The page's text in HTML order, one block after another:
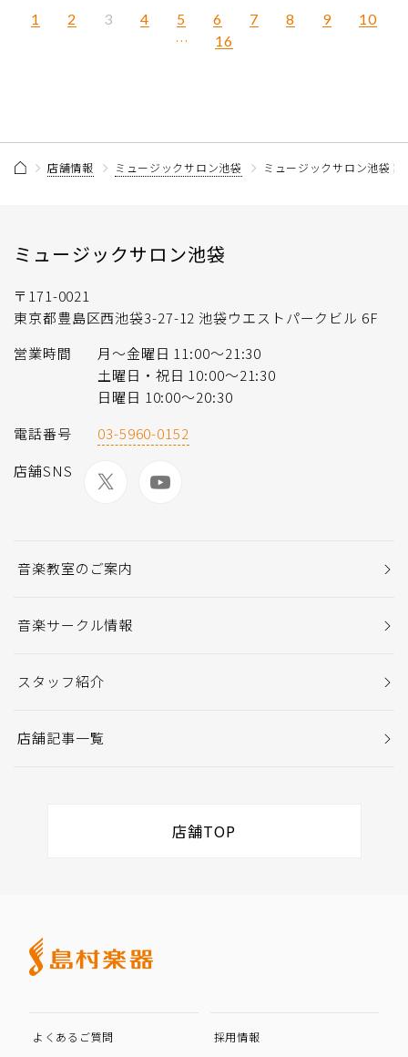
1 2 3 4 5 6 7 8 9 10
… 16
店舗情報 ミュージックサロン池袋 ミュージックサロン池袋
ミュージックサロン池袋
〒171-0021
東京都豊島区西池袋3-27-12 池袋ウエストパークビル 6F
営業時間
月〜金曜日 11:00〜21:30
土曜日・祝日 10:00〜21:30
日曜日 10:00〜20:30
電話番号
03-5960-0152
店舗SNS
音楽教室のご案内
音楽サークル情報
スタッフ紹介
店舗記事一覧
店舗TOP
よくあるご質問 採用情報